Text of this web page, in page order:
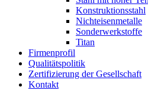
Konstruktionsstahl
Nichteisenmetalle
Sonderwerkstoffe
Titan
Firmenprofil
Qualitätspolitik
Zertifizierung der Gesellschaft
Kontakt